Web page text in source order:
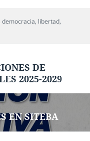
,democracia, libertad,
DE
2025-2029
EN SITEBA